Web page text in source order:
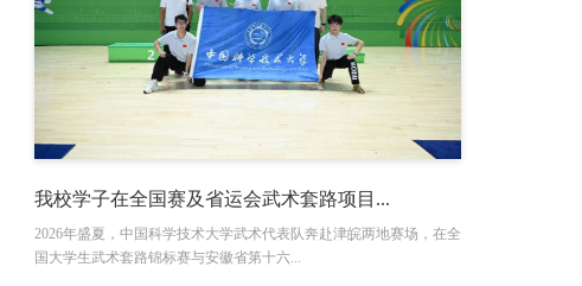
我校学子在全国赛及省运会武术套路项目...
2026年盛夏，中国科学技术大学武术代表队奔赴津皖两地赛场，在全
国大学生武术套路锦标赛与安徽省第十六...